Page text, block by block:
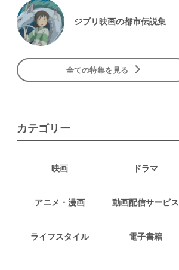
ジブリ映画の都市伝説集
全ての特集を見る
カテゴリー
映画 ドラマ
アニメ・漫画 動画配信サービス
ライフスタイル 電子書籍